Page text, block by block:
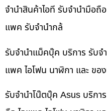
จำนำสินค้าไอที รับจำนำมือถื
แพค รับจำนำกล้
รับจำนำแม็คบุ๊ค บริการ รับจ
แพค ไอโฟน นาฬิกา และ ขอ
รับจำนำโน๊ตบุ๊ค Asus บริกา